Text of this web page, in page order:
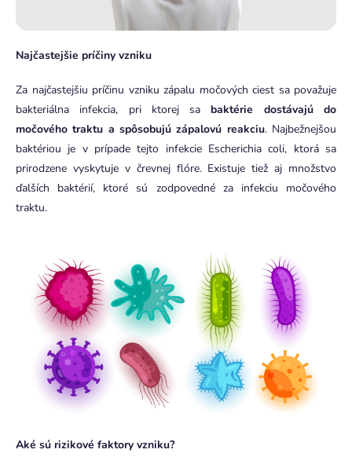
Najčastejšie príčiny vzniku
Za najčastejšiu príčinu vzniku zápalu močových ciest sa považuje
bakteriálna infekcia, pri ktorej sa baktérie dostávajú do
močového traktu a spôsobujú zápalovú reakciu. Najbežnejšou
baktériou je v prípade tejto infekcie Escherichia coli, ktorá sa
prirodzene vyskytuje v črevnej flóre. Existuje tiež aj množstvo
ďalších baktérií, ktoré sú zodpovedné za infekciu močového
traktu.
Aké sú rizikové faktory vzniku?